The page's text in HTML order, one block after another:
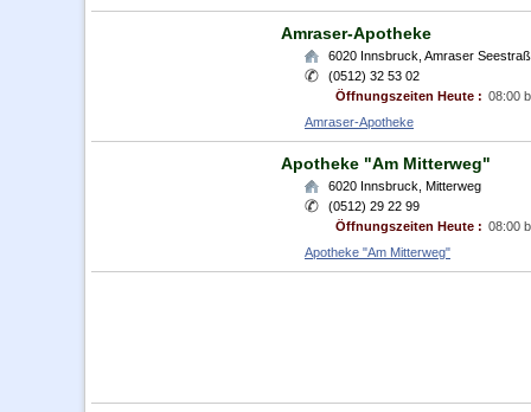
Amraser-Apotheke
6020 Innsbruck Amraser
(0512) 32 53 02
Öffnungszeiten Heute : 08:00
Amraser-Apotheke
Apotheke "Am Mitterweg"
6020 Innsbruck Mitterweg
(0512) 29 22 99
Öffnungszeiten Heute : 08:00
Apotheke "Am Mitterweg"